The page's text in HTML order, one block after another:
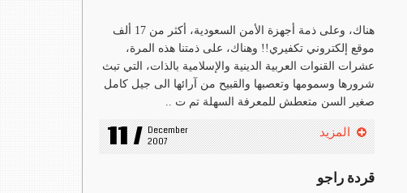
هناك، وعلى ذمة أجهزة الأمن السعودية، أكثر من 17 ألف
موقع إلكتروني تكفيري!! وهناك، على ذمتنا هذه المرة،
عشرات القنوات العربية الدينية والإسلامية بالذات، التي تبث
شرورها وسمومها وتعصبها والقبيح من آرائها الى جيل كامل
صغير السن متعطش للمعرفة السهلة تم ت ..
11 / December
2007
المزيد
قردة راجو